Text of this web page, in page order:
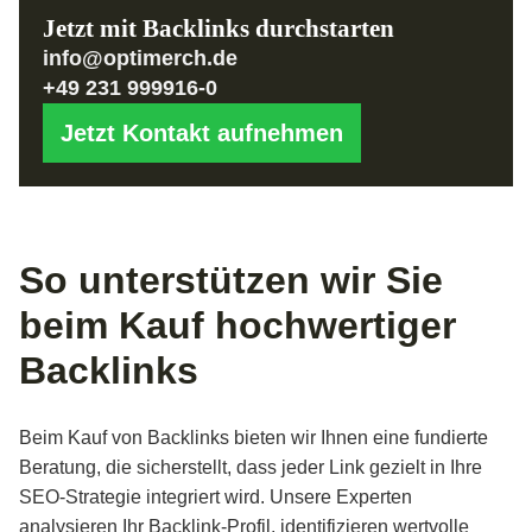
Seiten stammen und Ihnen einen klaren Vorteil
gegenüber Mitbewerbern verschaffen.
aufzubauen, erhalten Sie professionell platzierte Links,
während Sie Ihre Energie in Content-Optimierung oder
andere SEO-Maßnahmen investieren können.
Jetzt mit Backlinks durchstarten
info@optimerch.de
+49 231 999916-0
Jetzt Kontakt aufnehmen
So unterstützen wir Sie
beim Kauf hochwertiger
Backlinks
Beim Kauf von Backlinks bieten wir Ihnen eine fundierte
Beratung, die sicherstellt, dass jeder Link gezielt in Ihre
SEO-Strategie integriert wird. Unsere Experten
analysieren Ihr Backlink-Profil, identifizieren wertvolle